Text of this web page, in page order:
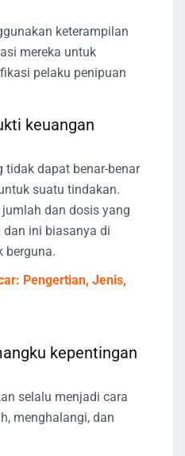
keterampilan
mereka untuk
pelaku penipuan
keuangan
tidak dapat benar-benar
suatu tindakan.
dan dosis yang
ini biasanya di
berguna.
Pengertian, Jenis,
kepentingan
selalu menjadi cara
menghalangi, dan